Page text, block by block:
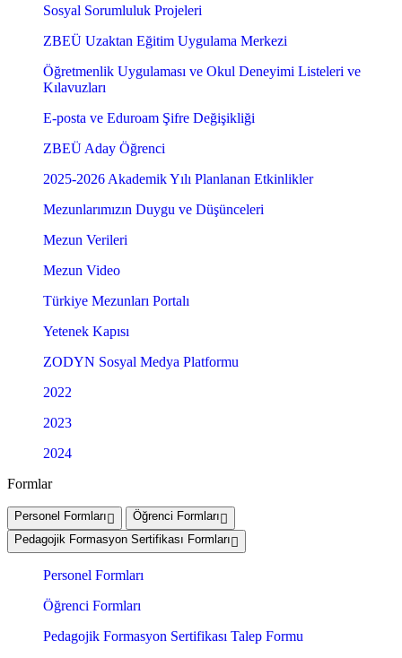
Sosyal Sorumluluk Projeleri
ZBEÜ Uzaktan Eğitim Uygulama Merkezi
Öğretmenlik Uygulaması ve Okul Deneyimi Listeleri ve
Kılavuzları
E-posta ve Eduroam Şifre Değişikliği
ZBEÜ Aday Öğrenci
2025-2026 Akademik Yılı Planlanan Etkinlikler
Mezunlarımızın Duygu ve Düşünceleri
Mezun Verileri
Mezun Video
Türkiye Mezunları Portalı
Yetenek Kapısı
ZODYN Sosyal Medya Platformu
2022
2023
2024
Formlar
Personel Formları
Öğrenci Formları
Pedagojik Formasyon Sertifikası Formları
Personel Formları
Öğrenci Formları
Pedagojik Formasyon Sertifikası Talep Formu